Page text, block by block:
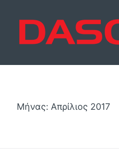
Μήνας: Απρίλιος 2017